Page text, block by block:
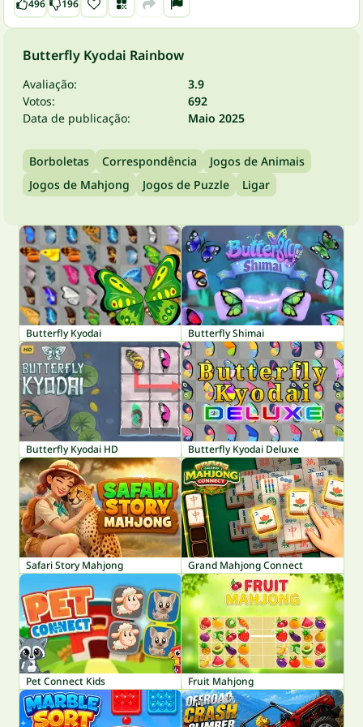
496 196
Butterfly Kyodai Rainbow
Avaliação:
3.9
Votos:
692
Data de publicação:
Maio 2025
Borboletas Correspondência
Jogos de Animais
Jogos de Mahjong
Jogos de Puzzle Ligar
Butterfly Kyodai Butterfly Shimai
Butterfly Kyodai HD Butterfly Kyodai Deluxe
Safari Story Mahjong Grand Mahjong Connect
Pet Connect Kids Fruit Mahjong